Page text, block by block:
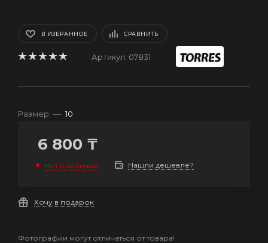
В ИЗБРАННОЕ СРАВНИТЬ
Артикул: 07831
Размер — 10
6 800 ₸
Нет в наличии Нашли дешевле?
Хочу в подарок
Фотографии могут отличаться от товара!